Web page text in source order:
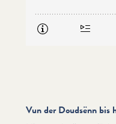
Vun der Doudsënn bis